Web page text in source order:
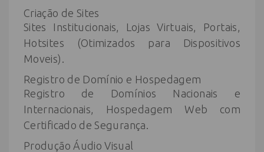
Criação de Sites
Sites Institucionais, Lojas Virtuais, Portais,
Hotsites (Otimizados para Dispositivos
Moveis).
Registro de Domínio e Hospedagem
Registro de Domínios Nacionais e
Internacionais, Hospedagem Web com
Certificado de Segurança.
Produção Áudio Visual